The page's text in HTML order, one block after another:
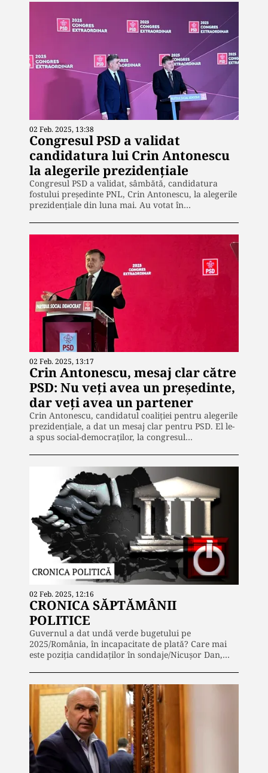
02 Feb. 2025, 13:38
Congresul PSD a validat
candidatura lui Crin Antonescu
la alegerile prezidențiale
Congresul PSD a validat, sâmbătă, candidatura
fostului președinte PNL, Crin Antonescu, la alegerile
prezidențiale din luna mai. Au votat în…
02 Feb. 2025, 13:17
Crin Antonescu, mesaj clar către
PSD: Nu veți avea un președinte,
dar veți avea un partener
Crin Antonescu, candidatul coaliției pentru alegerile
prezidențiale, a dat un mesaj clar pentru PSD. El le-
a spus social-democraților, la congresul…
02 Feb. 2025, 12:16
CRONICA SĂPTĂMÂNII
POLITICE
Guvernul a dat undă verde bugetului pe
2025/România, în incapacitate de plată? Care mai
este poziția candidaților în sondaje/Nicușor Dan,…